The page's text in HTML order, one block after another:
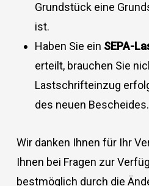
Grundstück eine
ist.
Haben Sie ein SEPA-
erteilt, brauchen Sie
Lastschrifteinzug
des neuen Bescheides.
Wir danken Ihnen für Ihr
Ihnen bei Fragen zur
bestmöglich durch die